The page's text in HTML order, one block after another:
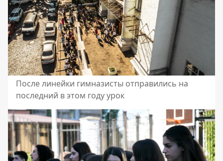
После линейки гимназисты отправились на
последний в этом году урок